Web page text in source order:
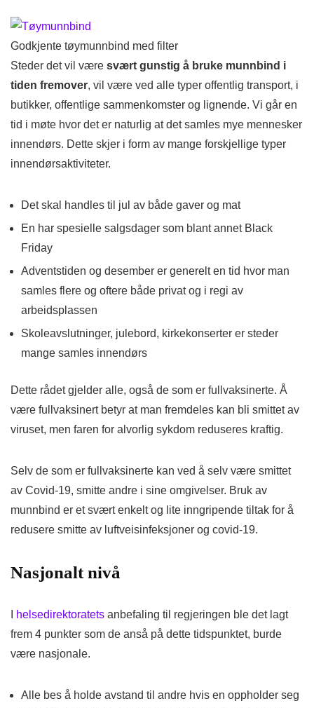
Godkjente tøymunnbind med filter
Steder det vil være svært gunstig å bruke munnbind i
tiden fremover, vil være ved alle typer offentlig transport, i
butikker, offentlige sammenkomster og lignende. Vi går en
tid i møte hvor det er naturlig at det samles mye mennesker
innendørs. Dette skjer i form av mange forskjellige typer
innendørsaktiviteter.
Det skal handles til jul av både gaver og mat
En har spesielle salgsdager som blant annet Black
Friday
Adventstiden og desember er generelt en tid hvor man
samles flere og oftere både privat og i regi av
arbeidsplassen
Skoleavslutninger, julebord, kirkekonserter er steder
mange samles innendørs
Dette rådet gjelder alle, også de som er fullvaksinerte. Å
være fullvaksinert betyr at man fremdeles kan bli smittet av
viruset, men faren for alvorlig sykdom reduseres kraftig.
Selv de som er fullvaksinerte kan ved å selv være smittet
av Covid-19, smitte andre i sine omgivelser. Bruk av
munnbind er et svært enkelt og lite inngripende tiltak for å
redusere smitte av luftveisinfeksjoner og covid-19.
Nasjonalt nivå
helsedirektoratets anbefaling til regjeringen ble det lagt
frem 4 punkter som de anså på dette tidspunktet, burde
være nasjonale.
Alle bes å holde avstand til andre hvis en oppholder seg